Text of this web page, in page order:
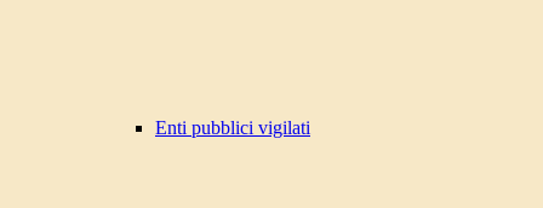
Enti pubblici vigilati